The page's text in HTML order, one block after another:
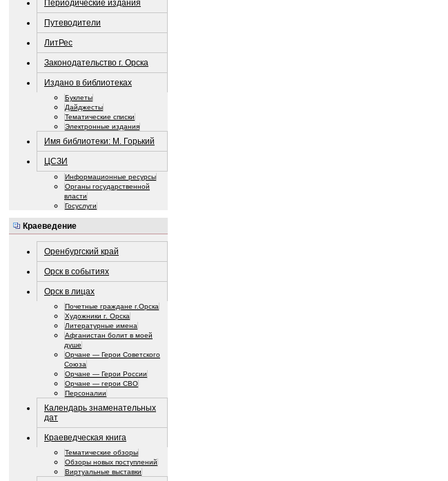
Периодические издания
Путеводители
ЛитРес
Законодательство г. Орска
Издано в библиотеках
Буклеты
Дайджесты
Тематические списки
Электронные издания
Имя библиотеки: М. Горький
ЦСЗИ
Информационные ресурсы
Органы государственной
власти
Госуслуги
Краеведение
Оренбургский край
Орск в событиях
Орск в лицах
Почетные граждане г.Орска
Художники г. Орска
Литературные имена
Афганистан болит в моей
душе
Орчане — Герои Советского
Союза
Орчане — Герои России
Орчане — герои СВО
Персоналии
Календарь знаменательных
дат
Краеведческая книга
Тематические обзоры
Обзоры новых поступлений
Виртуальные выставки